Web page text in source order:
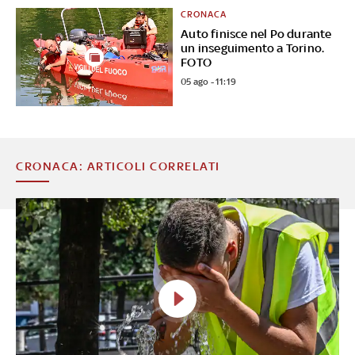
Auto finisce nel Po durante
un inseguimento a Torino.
FOTO
CRONACA
05 ago - 11:19
CRONACA: ARTICOLI CORRELATI